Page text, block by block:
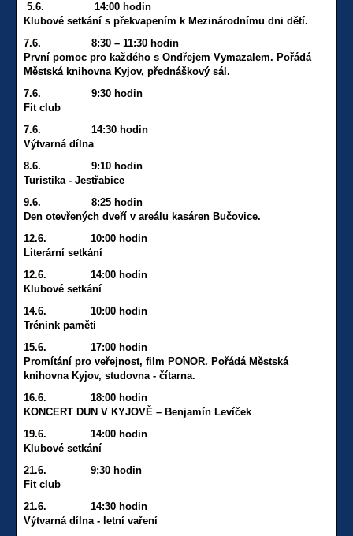
5.6. 14:00 hodin
Klubové setkání s překvapením k Mezinárodnímu dni dětí.
7.6. 8:30 – 11:30 hodin
První pomoc pro každého s Ondřejem Vymazalem. Pořádá
Městská knihovna Kyjov, přednáškový sál.
7.6. 9:30 hodin
Fit club
7.6. 14:30 hodin
Výtvarná dílna
8.6. 9:10 hodin
Turistika - Jestřabice
9.6. 8:25 hodin
Den otevřených dveří v areálu kasáren Bučovice.
12.6. 10:00 hodin
Literární setkání
12.6. 14:00 hodin
Klubové setkání
14.6. 10:00 hodin
Trénink paměti
15.6. 17:00 hodin
Promítání pro veřejnost, film PONOR. Pořádá Městská
knihovna Kyjov, studovna - čítarna.
16.6. 18:00 hodin
KONCERT DUN V KYJOVĚ – Benjamín Levíček
19.6. 14:00 hodin
Klubové setkání
21.6. 9:30 hodin
Fit club
21.6. 14:30 hodin
Výtvarná dílna - letní vaření